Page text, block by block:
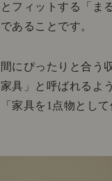
フィットする「ま
あることです。
にぴったりと合う
具」と呼ばれるよ
家具を1点物として